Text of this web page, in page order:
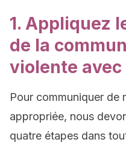
1. Appliquez
de la
violente
Pour communiquer de
appropriée, nous
quatre étapes dans